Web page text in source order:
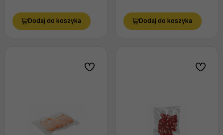
Dodaj do koszyka Dodaj do koszyka